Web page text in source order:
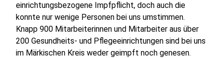
einrichtungsbezogene Impfpflicht, doch auch die
konnte nur wenige Personen bei uns umstimmen.
Knapp 900 Mitarbeiterinnen und Mitarbeiter aus über
200 Gesundheits- und Pflegeeinrichtungen sind bei uns
im Märkischen Kreis weder geimpft noch genesen.